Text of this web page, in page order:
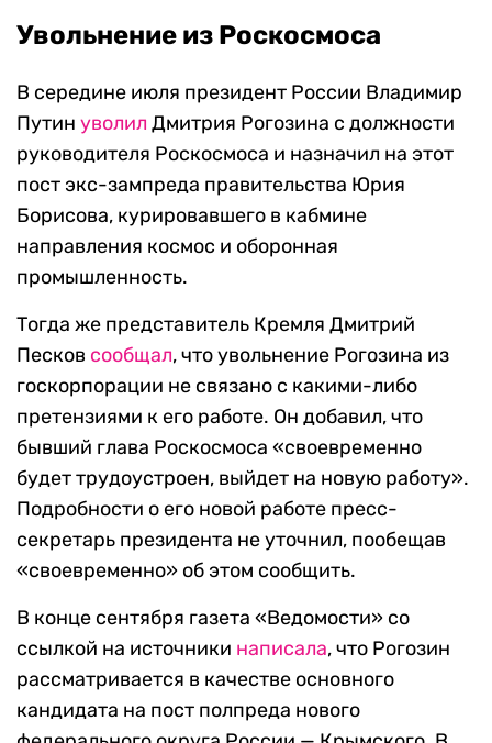
Увольнение из Роскосмоса
В середине июля президент России Владимир
Путин уволил Дмитрия Рогозина с должности
руководителя Роскосмоса и назначил на этот
пост экс-зампреда правительства Юрия
Борисова, курировавшего в кабмине
направления космос и оборонная
промышленность.
Тогда же представитель Кремля Дмитрий
Песков сообщал, что увольнение Рогозина из
госкорпорации не связано с какими-либо
претензиями к его работе. Он добавил, что
бывший глава Роскосмоса «своевременно
будет трудоустроен, выйдет на новую работу».
Подробности о его новой работе пресс-
секретарь президента не уточнил, пообещав
«своевременно» об этом сообщить.
В конце сентября газета «Ведомости» со
ссылкой на источники написала, что Рогозин
рассматривается в качестве основного
кандидата на пост полпреда нового